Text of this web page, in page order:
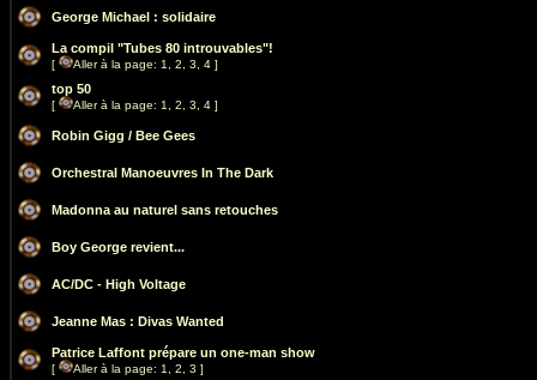
George Michael : solidaire
La compil "Tubes 80 introuvables"!
[ Aller à la page: 1 2 3 4 ]
top 50
[ Aller à la page: 1 2 3 4 ]
Robin Gigg / Bee Gees
Orchestral Manoeuvres In The Dark
Madonna au naturel sans retouches
Boy George revient...
AC/DC - High Voltage
Jeanne Mas : Divas Wanted
Patrice Laffont prépare un one-man show
[ Aller à la page: 1 2 3 ]